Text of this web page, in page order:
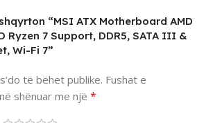
“MSI ATX Motherboard AMD
Ryzen 7 Support, DDR5, SATA III &
Wi-Fi 7”
të bëhet publike. Fushat e
shënuar me një *